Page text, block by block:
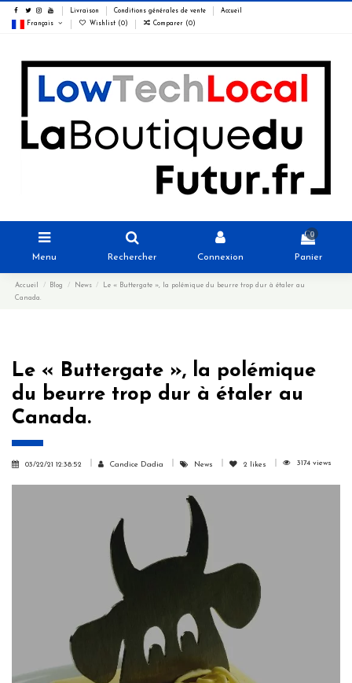
Livraison Conditions générales de vente Accueil
Français Wishlist (0) Comparer (0)
Menu Rechercher Connexion
0
Panier
Accueil Blog News
Le « Buttergate », la polémique du beurre trop dur à étaler au
Canada.
Le « Buttergate », la polémique
du beurre trop dur à étaler au
Canada.
03/22/21 12:38:52 Candice Dadia News 2 likes 3174 views